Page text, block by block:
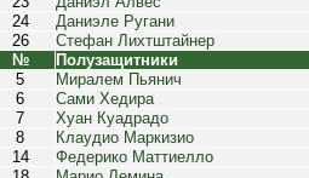
24
Даниэле Ругани
26
Стефан Лихтштайнер
№
Полузащитники
5
Миралем Пьянич
6
Сами Хедира
7
Хуан Куадрадо
8
Клаудио Маркизио
14
Федерико Маттиелло